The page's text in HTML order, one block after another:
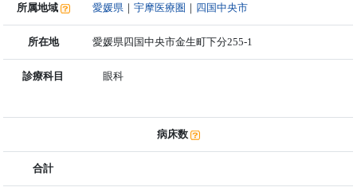
所属地域 愛媛県 ｜宇摩医療圏 ｜ 四国中央市
所在地 愛媛県四国中央市金生町下分255-1
診療科目 眼科
病床数
合計